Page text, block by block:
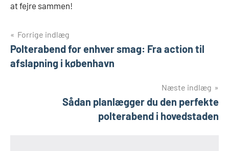
at fejre sammen!
Indlægsnavigation
Forrige indlæg
Polterabend for enhver smag: Fra action til
afslapning i københavn
Næste indlæg
Sådan planlægger du den perfekte
polterabend i hovedstaden